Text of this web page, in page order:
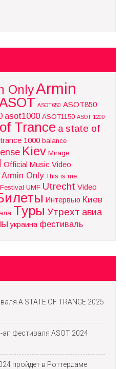
OnlyArmin
ASOT650 ASOT850
asot1000 ASOT1150 ASOT 1200
Trance a state of
1000 balance
Kiev Mirage
Official Music Video
Only This is me
UMF Utrecht Video
Интервью Киев
Туры Утрехт авиа
украина фестиваль
A STATE OF TRANCE 2025
фестиваля ASOT 2024
пройдет в Роттердаме